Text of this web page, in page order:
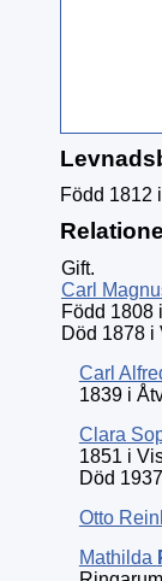
Född 1812
Gift.
Carl
Född 1808
Död 1878 i
Carl
1839 i
Clara
1851 i
Död
Otto
Mathilda